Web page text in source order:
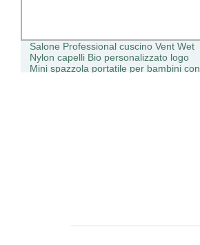
Salone Professional cuscino Vent Wet
Nylon capelli Bio personalizzato logo
Mini spazzola portatile per bambini con